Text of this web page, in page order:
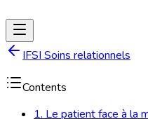
IFSI Soins relationnels
Contents
1. Le patient face à la